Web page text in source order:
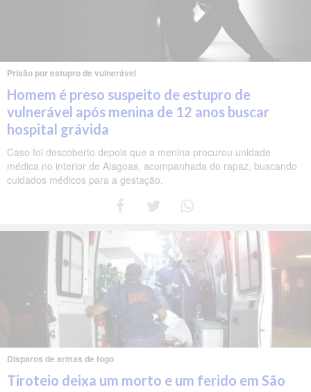
Prisão por estupro de vulnerável
Homem é preso suspeito de estupro de
vulnerável após menina de 12 anos buscar
hospital grávida
Caso foi descoberto depois que a menina procurou unidade
médica no interior de Alagoas, acompanhada do rapaz, buscando
cuidados médicos para a gestação.
Disparos de armas de fogo
Tiroteio deixa um morto e um ferido em São